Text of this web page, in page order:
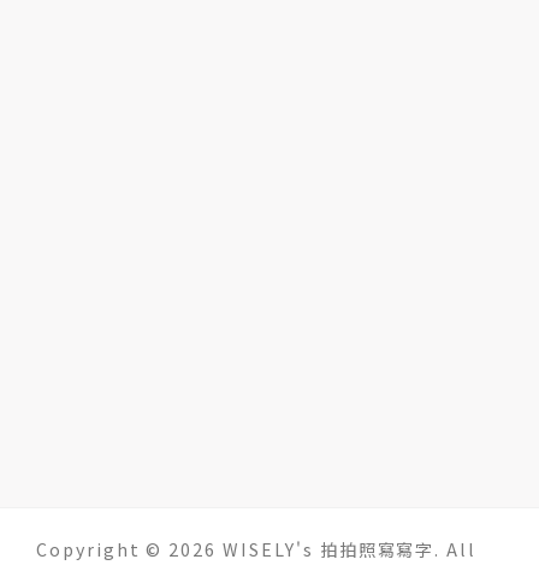
Copyright © 2026 WISELY's 拍拍照寫寫字. All